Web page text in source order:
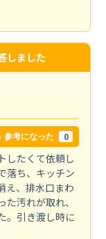
しました
参考になった 0
したくて依頼し
落ち、キッチン
え、排水口まわ
汚れが取れ、
。引き渡し時に